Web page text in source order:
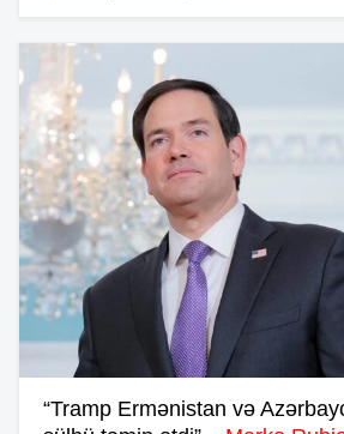
“Tramp Ermənistan və